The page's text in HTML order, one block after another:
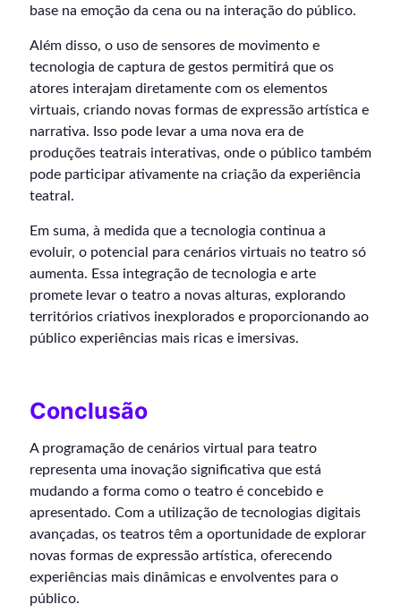
base na emoção da cena ou na interação do público.
Além disso, o uso de sensores de movimento e
tecnologia de captura de gestos permitirá que os
atores interajam diretamente com os elementos
virtuais, criando novas formas de expressão artística e
narrativa. Isso pode levar a uma nova era de
produções teatrais interativas, onde o público também
pode participar ativamente na criação da experiência
teatral.
Em suma, à medida que a tecnologia continua a
evoluir, o potencial para cenários virtuais no teatro só
aumenta. Essa integração de tecnologia e arte
promete levar o teatro a novas alturas, explorando
territórios criativos inexplorados e proporcionando ao
público experiências mais ricas e imersivas.
Conclusão
A programação de cenários virtual para teatro
representa uma inovação significativa que está
mudando a forma como o teatro é concebido e
apresentado. Com a utilização de tecnologias digitais
avançadas, os teatros têm a oportunidade de explorar
novas formas de expressão artística, oferecendo
experiências mais dinâmicas e envolventes para o
público.